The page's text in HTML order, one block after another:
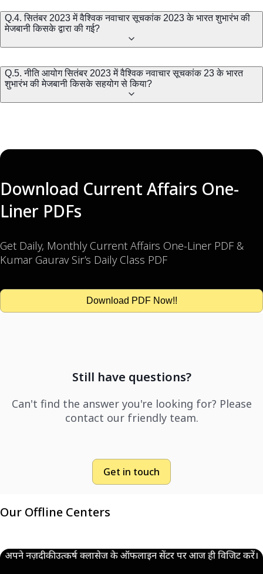
Q.4. सितंबर 2023 में वैश्विक नवाचार सूचकांक 2023 के भारत शुभारंभ की
मेजबानी किसके द्वारा की गई?
Q.5. नीति आयोग सितंबर 2023 में वैश्विक नवाचार सूचकांक 23 के भारत
शुभारंभ की मेजबानी किसके सहयोग से किया?
Download Current Affairs One-
Liner PDFs
Get Daily, Monthly Current Affairs One-Liner PDF &
Kumar Gaurav Sir’s Daily Class PDF
Download PDF Now!!
Still have questions?
Can't find the answer you're looking for? Please
contact our friendly team.
Get in touch
Our Offline Centers
अपने नज़दीकी उत्कर्ष क्लासेज के ऑफलाइन सेंटर पर आज ही विजिट करें।